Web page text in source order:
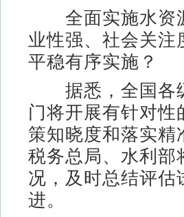
全面实施水资
业性强、社会关
平稳有序实施？
据悉，全国各
门将开展有针对
策知晓度和落实
税务总局、水利部
况，及时总结评估
进。